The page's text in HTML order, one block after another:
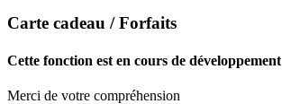
Carte cadeau / Forfaits
Cette fonction est en cours de développement
Merci de votre compréhension